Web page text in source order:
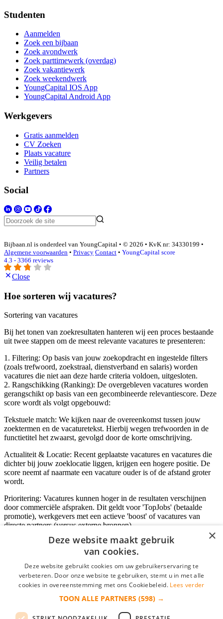
Studenten
Aanmelden
Zoek een bijbaan
Zoek avondwerk
Zoek parttimewerk (overdag)
Zoek vakantiewerk
Zoek weekendwerk
YoungCapital IOS App
YoungCapital Android App
Werkgevers
Gratis aanmelden
CV Zoeken
Plaats vacature
Veilig betalen
Partners
Social
Bijbaan.nl is onderdeel van YoungCapital • © 2026 • KvK nr: 34330199 •
Algemene voorwaarden • Privacy Contact • YoungCapital score
4.3 - 3366 reviews
Close
Hoe sorteren wij vacatures?
Sortering van vacatures
Bij het tonen van zoekresultaten hanteren wij een proces bestaande
uit twee stappen om de meest relevante vacatures te presenteren:
1. Filtering: Op basis van jouw zoekopdracht en ingestelde filters
(zoals trefwoord, zoekstraal, dienstverband en salaris) worden
vacatures die niet aan deze harde criteria voldoen, uitgesloten.
2. Rangschikking (Ranking): De overgebleven vacatures worden
gerangschikt op basis van een gecombineerde relevantiescore. Deze
score wordt als volgt opgebouwd:
Tekstuele match: We kijken naar de overeenkomst tussen jouw
zoektermen en de vacaturetekst. Hierbij wegen trefwoorden in de
functietitel het zwaarst, gevolgd door de korte omschrijving.
Actualiteit & Locatie: Recent geplaatste vacatures en vacatures die
dichter bij jouw zoeklocatie liggen, krijgen een hogere positie. De
score neemt af naarmate een vacature ouder is of de afstand groter
wordt.
Prioritering: Vacatures kunnen hoger in de resultaten verschijnen
door commerciële afspraken. Dit geldt voor 'TopJobs' (betaalde
promotie), werkgevers met een actieve 'boost' of vacatures van
directe partners (versus externe bronnen).
Inloggen als bedrijf
*
×
Deze website maakt gebruik
van cookies.
Deze website gebruikt cookies om uw gebruikerservaring te
verbeteren. Door onze website te gebruiken, stemt u in met alle
cookies in overeenstemming met ons Cookiebeleid. Lees verder
TOON ALLE PARTNERS (598) →